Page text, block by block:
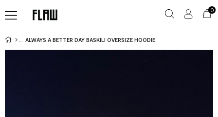
0
ALWAYS A BETTER DAY BASKILI OVERSIZE HOODIE